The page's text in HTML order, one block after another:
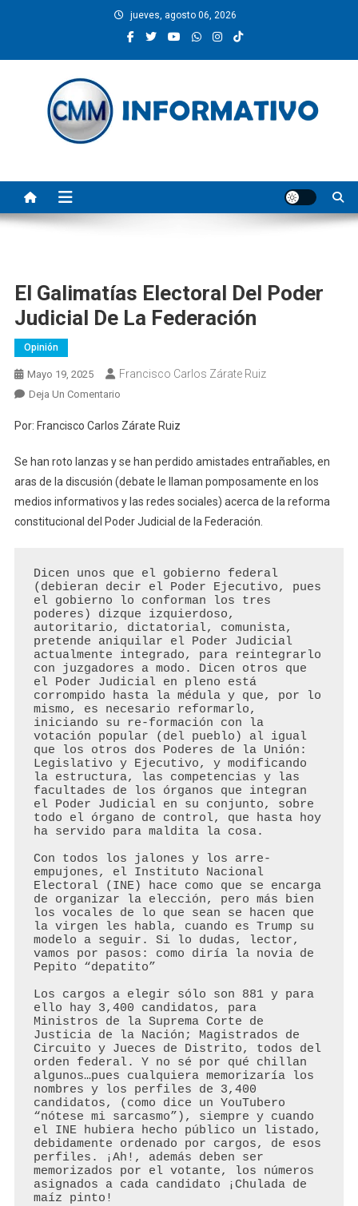
jueves, agosto 06, 2026
El Galimatías Electoral Del Poder
Judicial De La Federación
Opinión
Mayo 19, 2025 Francisco Carlos Zárate Ruiz
Deja Un ComentarioEn
Galimatías
Del
Poder
Judicial
De
Por: Francisco Carlos Zárate Ruiz
Se han roto lanzas y se han perdido amistades entrañables, en
aras de la discusión (debate le llaman pomposamente en los
medios informativos y las redes sociales) acerca de la reforma
constitucional del Poder Judicial de la Federación.
Dicen unos que el gobierno federal
(debieran decir el Poder Ejecutivo, pues
el gobierno lo conforman los tres
poderes) dizque izquierdoso,
autoritario, dictatorial, comunista,
pretende aniquilar el Poder Judicial
actualmente integrado, para reintegrarlo
con juzgadores a modo. Dicen otros que
el Poder Judicial en pleno está
corrompido hasta la médula y que, por lo
mismo, es necesario reformarlo,
iniciando su re-formación con la
votación popular (del pueblo) al igual
que los otros dos Poderes de la Unión:
Legislativo y Ejecutivo, y modificando
la estructura, las competencias y las
facultades de los órganos que integran
el Poder Judicial en su conjunto, sobre
todo el órgano de control, que hasta hoy
ha servido para maldita la cosa.
Con todos los jalones y los arre-
empujones, el Instituto Nacional
Electoral (INE) hace como que se encarga
de organizar la elección, pero más bien
los vocales de lo que sean se hacen que
la virgen les habla, cuando es Trump su
modelo a seguir. Si lo dudas, lector,
vamos por pasos: como diría la novia de
Pepito “depatito”
Los cargos a elegir sólo son 881 y para
ello hay 3,400 candidatos, para
Ministros de la Suprema Corte de
Justicia de la Nación; Magistrados de
Circuito y Jueces de Distrito, todos del
orden federal. Y no sé por qué chillan
algunos…pues cualquiera memorizaría los
nombres y los perfiles de 3,400
candidatos, (como dice un YouTubero
“nótese mi sarcasmo”), siempre y cuando
el INE hubiera hecho público un listado,
debidamente ordenado por cargos, de esos
perfiles. ¡Ah!, además deben ser
memorizados por el votante, los números
asignados a cada candidato ¡Chulada de
maíz pinto!